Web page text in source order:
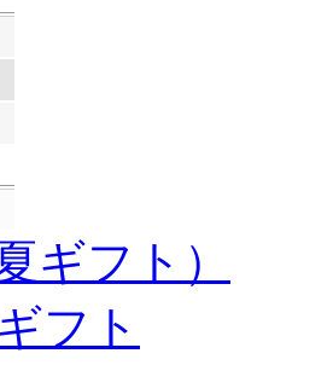
ギフト）
フト